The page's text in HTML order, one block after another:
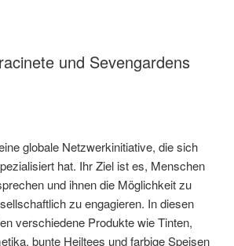
und Sevengardens
globale Netzwerkinitiative, die sich
hat. Ihr Ziel ist es, Menschen
und ihnen die Möglichkeit zu
zu engagieren. In diesen
verschiedene Produkte wie Tinten,
bunte Heiltees und farbige Speisen